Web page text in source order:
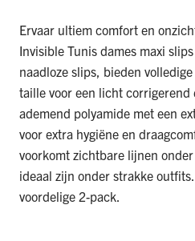
Ervaar ultiem comfort en
Invisible Tunis dames maxi
naadloze slips, bieden
taille voor een licht corrigerend
ademend polyamide met een
voor extra hygiëne en
voorkomt zichtbare lijnen
ideaal zijn onder strakke
voordelige 2-pack.